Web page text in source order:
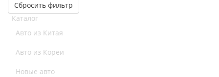
Сбросить фильтр
Каталог
Авто из Китая
Авто из Кореи
Новые авто